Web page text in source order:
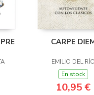
CARPE
EMILIO DEL RÍO
En stock
10,95 €